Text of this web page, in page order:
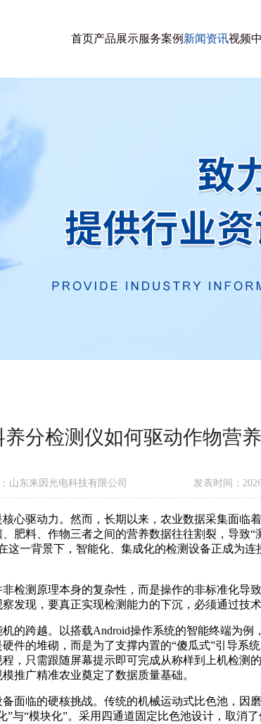
首页产品展示服务案例 新闻资讯视频
养分检测仪如何驱动作物营
山东来因光电科技有限公司 发表时间：
驱动力。然而，长期以来，农业数据采集面临着
肥料、作物三者之间的营养数据往往割裂，导致
这一背景下，智能化、集成化的检测设备正成为
测原理本身的复杂性，而是操作的非标准化导
发现，要真正实现检测能力的下沉，必须通过技
跨越。以搭载Android操作系统的智能终端为例
件的堆砌，而是为了支撑内置的“傻瓜式”引导系
，只需跟随屏幕提示即可完成从称样到上机检测
推广精准农业奠定了数据质量基础。
临的硬核挑战。传统的机械运动式比色池，因
与“模块化”。采用四通道固定比色池设计，取消